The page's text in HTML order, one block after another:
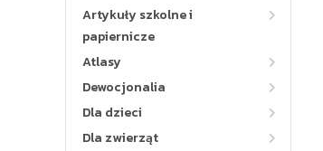
Artykuły szkolne i
papiernicze
Atlasy
Dewocjonalia
Dla dzieci
Dla zwierząt